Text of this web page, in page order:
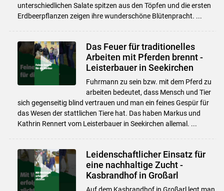
unterschiedlichen Salate spitzen aus den Töpfen und die ersten
Erdbeerpflanzen zeigen ihre wunderschöne Blütenpracht. ...
Das Feuer für traditionelles
Arbeiten mit Pferden brennt -
Leisterbauer in Seekirchen
Fuhrmann zu sein bzw. mit dem Pferd zu
arbeiten bedeutet, dass Mensch und Tier
sich gegenseitig blind vertrauen und man ein feines Gespür für
das Wesen der stattlichen Tiere hat. Das haben Markus und
Kathrin Rennert vom Leisterbauer in Seekirchen allemal. ...
Leidenschaftlicher Einsatz für
eine nachhaltige Zucht -
Kasbrandhof in Großarl